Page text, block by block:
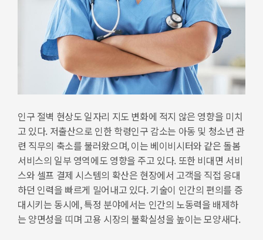
인구 절벽 현상도 일자리 지도 변화에 적지 않은 영향을 미치
고 있다. 저출산으로 인한 학령인구 감소는 아동 및 청소년 관
련 직무의 축소를 불러왔으며, 이는 베이비시터와 같은 돌봄
서비스의 일부 영역에도 영향을 주고 있다. 또한 비대면 서비
스와 셀프 결제 시스템의 확산은 현장에서 고객을 직접 응대
하던 인력을 빠르게 밀어내고 있다. 기술이 인간의 편의를 증
대시키는 동시에, 특정 분야에서는 인간의 노동력을 배제하
는 양면성을 띠며 고용 시장의 불확실성을 높이는 모양새다.